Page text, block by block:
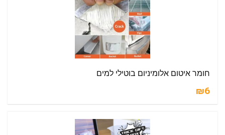
חומר איטום אלומיניום בוטילי למים
₪6